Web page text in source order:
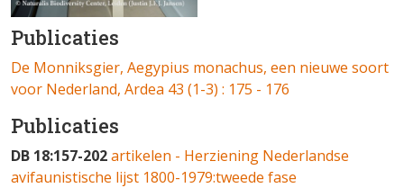
Publicaties
De Monniksgier, Aegypius monachus, een nieuwe soort
voor Nederland, Ardea 43 (1-3) : 175 - 176
Publicaties
DB 18:157-202artikelen - Herziening Nederlandse
avifaunistische lijst 1800-1979:tweede fase